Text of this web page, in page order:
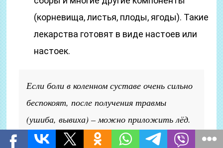
(корневища, листья, плоды, ягоды). Такие
лекарства готовят в виде настоев или
настоек.
Если боли в коленном суставе очень сильно
беспокоят, после получения травмы
(ушиба, вывиха) – можно приложить лёд.